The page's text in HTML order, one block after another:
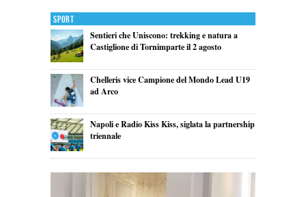
Sport
Sentieri che Uniscono: trekking e natura a
Castiglione di Tornimparte il 2 agosto
Chelleris vice Campione del Mondo Lead U19
ad Arco
Napoli e Radio Kiss Kiss, siglata la partnership
triennale